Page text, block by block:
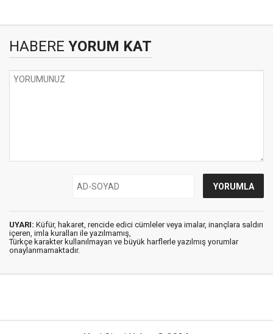
HABERE YORUM KAT
UYARI: Küfür, hakaret, rencide edici cümleler veya imalar, inançlara saldırı
içeren, imla kuralları ile yazılmamış,
Türkçe karakter kullanılmayan ve büyük harflerle yazılmış yorumlar
onaylanmamaktadır.